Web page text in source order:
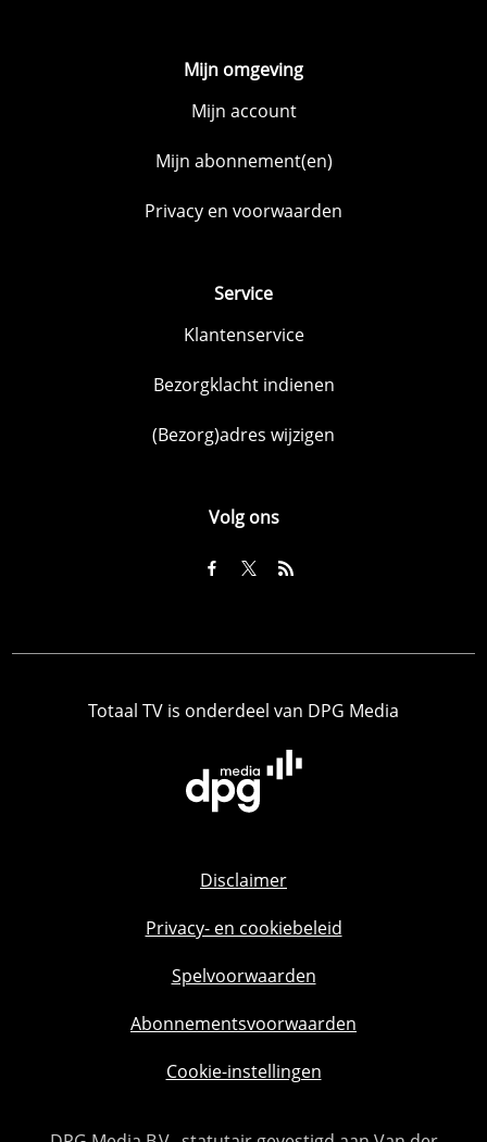
Mijn omgeving
Mijn account
Mijn abonnement(en)
Privacy en voorwaarden
Service
Klantenservice
Bezorgklacht indienen
(Bezorg)adres wijzigen
Volg ons
Totaal TV is onderdeel van DPG Media
Disclaimer
Privacy- en cookiebeleid
Spelvoorwaarden
Abonnementsvoorwaarden
Cookie-instellingen